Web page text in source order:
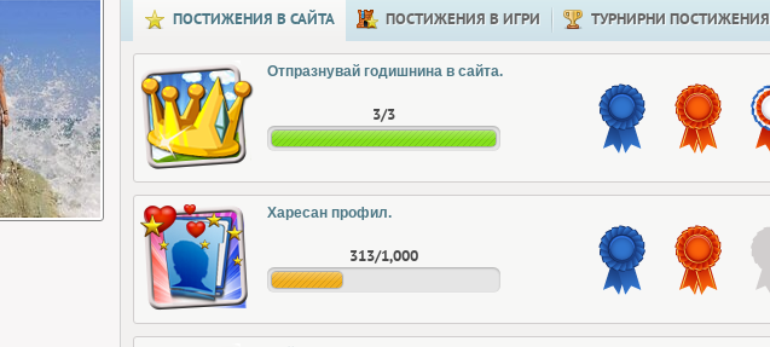
ПОСТИЖЕНИЯ В САЙТА ПОСТИЖЕНИЯ В ИГРИ ТУРНИРНИ ПОСТИЖЕНИЯ
Отпразнувай годишнина в сайта.
3/3
Харесан профил.
313/1,000